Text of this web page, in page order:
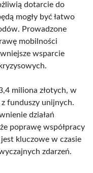
dotarcie do
mogły być łatwo
Prowadzone
mobilności
wsparcie
miliona złotych, w
funduszy unijnych.
działań
poprawę współpracy
kluczowe w czasie
zdarzeń.